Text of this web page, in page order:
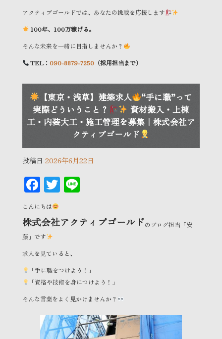
アクティブゴールドでは、あなたの挑戦を応援します
100年、100万稼げる。
そんな未来を一緒に目指しませんか？
TEL：090-8879-7250 （採用担当まで）
【東京・浅草】建築求人
“手に職”って
実際どういうこと？
資材搬入・上棟
工・内装大工・施工管理を募集｜株式会社ア
クティブゴールド
投稿日 2026年6月22日
F
ac
eb
oo
k
T
wi
tt
er
Li
e
こんにちは
株式会社アクティブゴールドのブログ担当「安
藤」です
求人を見ていると、
「手に職をつけよう！」
「資格や技術を身につけよう！」
そんな言葉をよく見かけませんか？